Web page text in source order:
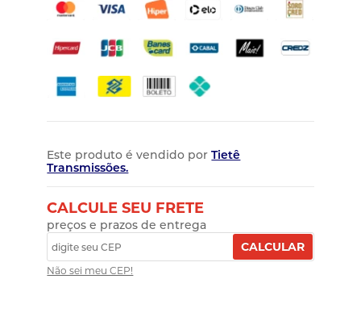
Este produto é vendido porTietê
Transmissões.
CALCULE SEU FRETE
preços e prazos de entrega
CALCULAR
Não sei meu CEP!